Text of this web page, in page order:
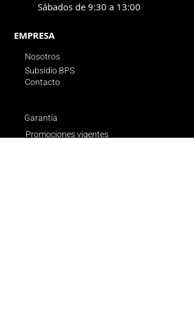
Sábados de 9:30 a 13:00
EMPRESA
Nosotros
Subsidio BPS
Contacto
Garantía
Promociones vigentes